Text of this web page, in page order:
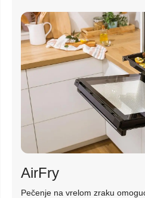
AirFry
Pečenje na vrelom zraku